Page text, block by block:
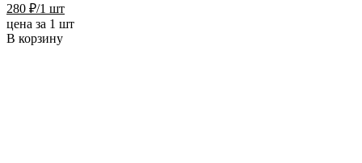
280 ₽/1 шт
цена за 1 шт
В корзину